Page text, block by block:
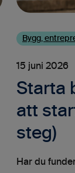
Bygg,
15 juni 2026
Starta
att
steg)
Har du